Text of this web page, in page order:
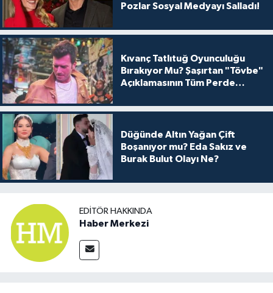
Pozlar Sosyal Medyayı Salladı!
Kıvanç Tatlıtuğ Oyunculuğu
Bırakıyor Mu? Şaşırtan "Tövbe"
Açıklamasının Tüm Perde
Düğünde Altın Yağan Çift
Boşanıyor mu? Eda Sakız ve
Burak Bulut Olayı Ne?
EDITÖR HAKKINDA
Haber Merkezi